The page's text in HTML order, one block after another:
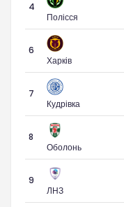
4
Полісся
6
Харків
7
Кудрівка
8
Оболонь
9
ЛНЗ